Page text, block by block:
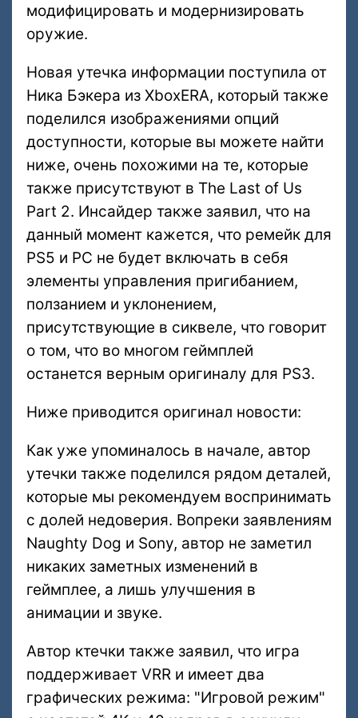
модифицировать и модернизировать
оружие.
Новая утечка информации поступила от
Ника Бэкера из XboxERA, который также
поделился изображениями опций
доступности, которые вы можете найти
ниже, очень похожими на те, которые
также присутствуют в The Last of Us
Part 2. Инсайдер также заявил, что на
данный момент кажется, что ремейк для
PS5 и PC не будет включать в себя
элементы управления пригибанием,
ползанием и уклонением,
присутствующие в сиквеле, что говорит
о том, что во многом геймплей
останется верным оригиналу для PS3.
Ниже приводится оригинал новости:
Как уже упоминалось в начале, автор
утечки также поделился рядом деталей,
которые мы рекомендуем воспринимать
с долей недоверия. Вопреки заявлениям
Naughty Dog и Sony, автор не заметил
никаких заметных изменений в
геймплее, а лишь улучшения в
анимации и звуке.
Автор ктечки также заявил, что игра
поддерживает VRR и имеет два
графических режима: "Игровой режим"